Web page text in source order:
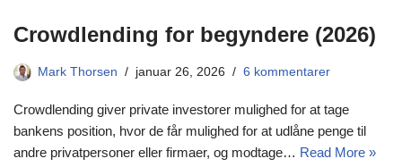
Crowdlending for begyndere (2026)
Mark Thorsen januar 26, 2026 6 kommentarer
Crowdlending giver private investorer mulighed for at tage
bankens position, hvor de får mulighed for at udlåne penge til
andre privatpersoner eller firmaer, og modtage… Read More »